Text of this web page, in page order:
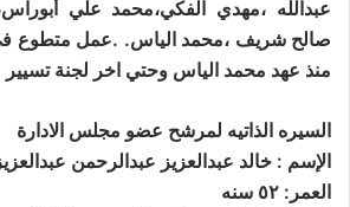
عبدالله ،مهدي الفكي،محمد علي
صالح شريف ،محمد الياس. .عمل متطوع
منذ عهد محمد الياس وحتي اخر لجنة تسيير
السيره الذاتيه لمرشح عضو مجلس الادارة
الإسم : خالد عبدالعزيز عبدالرحمن
العمر: ٥٢ سنه